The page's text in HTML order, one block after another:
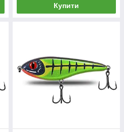
Купити